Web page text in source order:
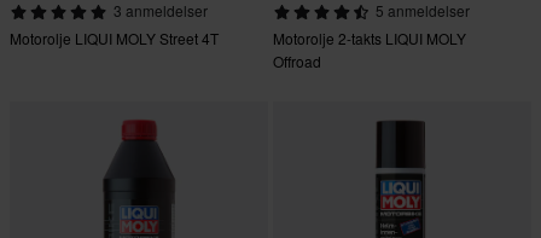
3 anmeldelser
Motorolje LIQUI MOLY Street 4T
5 anmeldelser
Motorolje 2-takts LIQUI MOLY
Offroad